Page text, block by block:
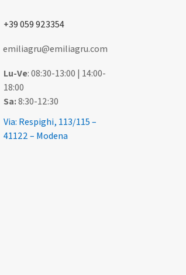
+39 059 923354
emiliagru@emiliagru.com
Lu-Ve: 08:30-13:00 | 14:00-
18:00
Sa:8:30-12:30
Via: Respighi, 113/115 –
41122 – Modena